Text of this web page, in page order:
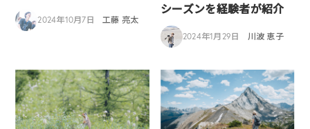
2024年10月7日 工藤 亮太
シーズンを経験者が紹介
2024年1月29日 川波 恵子